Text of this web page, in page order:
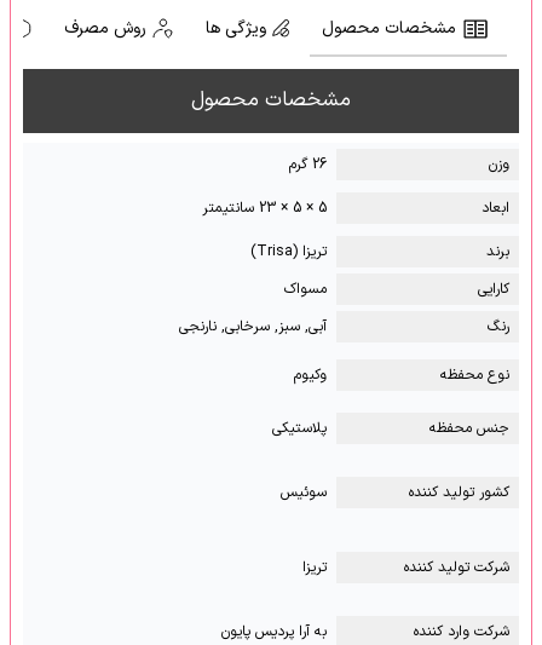
مشخصات محصول ویژگی ها روش مصرف
مشخصات محصول
وزن
26 گرم
ابعاد
5 × 5 × 23 سانتیمتر
برند
تریزا (Trisa)
کارایی
مسواک
رنگ
آبی, سبز, سرخابی, نارنجی
نوع محفظه وکیوم
جنس محفظه پلاستیکی
کشور تولید کننده سوئیس
شرکت تولید کننده تریزا
شرکت وارد کننده به آرا پردیس پایون